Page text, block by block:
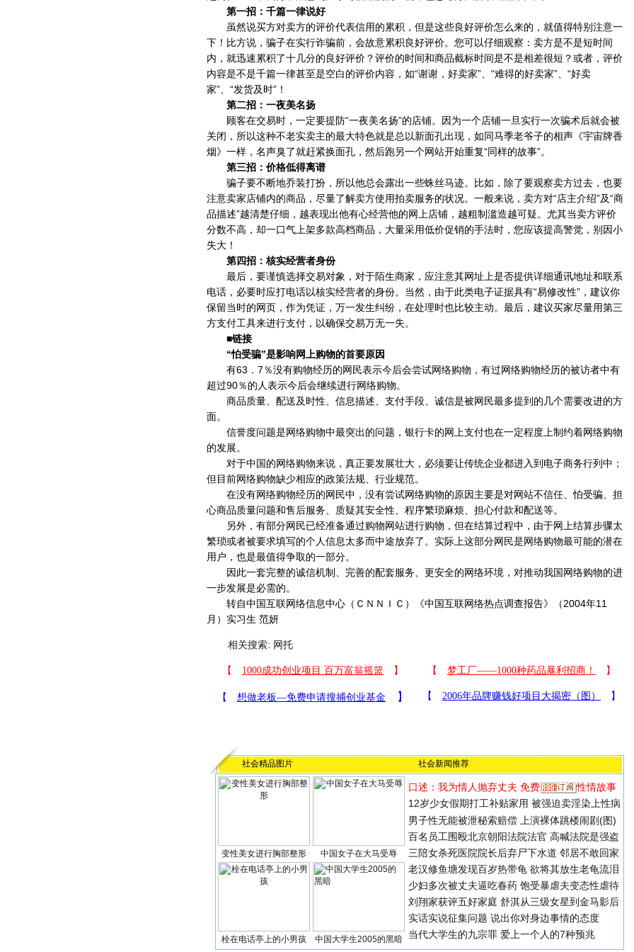
第一招：千篇一律说好
虽然说买方对卖方的评价代表信用的累积，但是这些良好评价怎么来的，就值得特别注意一
下！比方说，骗子在实行诈骗前，会故意累积良好评价。您可以仔细观察：卖方是不是短时间
内，就迅速累积了十几分的良好评价？评价的时间和商品截标时间是不是相差很短？或者，评价
内容是不是千篇一律甚至是空白的评价内容，如“谢谢，好卖家”、“难得的好卖家”、“好卖
家”、“发货及时”！
第二招：一夜美名扬
顾客在交易时，一定要提防“一夜美名扬”的店铺。因为一个店铺一旦实行一次骗术后就会被
关闭，所以这种不老实卖主的最大特色就是总以新面孔出现，如同马季老爷子的相声《宇宙牌香
烟》一样，名声臭了就赶紧换面孔，然后跑另一个网站开始重复“同样的故事”。
第三招：价格低得离谱
骗子要不断地乔装打扮，所以他总会露出一些蛛丝马迹。比如，除了要观察卖方过去，也要
注意卖家店铺内的商品，尽量了解卖方使用拍卖服务的状况。一般来说，卖方对“店主介绍”及“商
品描述”越清楚仔细，越表现出他有心经营他的网上店铺，越粗制滥造越可疑。尤其当卖方评价
分数不高，却一口气上架多款高档商品，大量采用低价促销的手法时，您应该提高警觉，别因小
失大！
第四招：核实经营者身份
最后，要谨慎选择交易对象，对于陌生商家，应注意其网址上是否提供详细通讯地址和联系
电话，必要时应打电话以核实经营者的身份。当然，由于此类电子证据具有“易修改性”，建议你
保留当时的网页，作为凭证，万一发生纠纷，在处理时也比较主动。最后，建议买家尽量用第三
方支付工具来进行支付，以确保交易万无一失。
■链接
“怕受骗”是影响网上购物的首要原因
有63．7％没有购物经历的网民表示今后会尝试网络购物，有过网络购物经历的被访者中有
超过90％的人表示今后会继续进行网络购物。
商品质量、配送及时性、信息描述、支付手段、诚信是被网民最多提到的几个需要改进的方
面。
信誉度问题是网络购物中最突出的问题，银行卡的网上支付也在一定程度上制约着网络购物
的发展。
对于中国的网络购物来说，真正要发展壮大，必须要让传统企业都进入到电子商务行列中；
但目前网络购物缺少相应的政策法规、行业规范。
在没有网络购物经历的网民中，没有尝试网络购物的原因主要是对网站不信任、怕受骗、担
心商品质量问题和售后服务、质疑其安全性、程序繁琐麻烦、担心付款和配送等。
另外，有部分网民已经准备通过购物网站进行购物，但在结算过程中，由于网上结算步骤太
繁琐或者被要求填写的个人信息太多而中途放弃了。实际上这部分网民是网络购物最可能的潜在
用户，也是最值得争取的一部分。
因此一套完整的诚信机制、完善的配套服务、更安全的网络环境，对推动我国网络购物的进
一步发展是必需的。
转自中国互联网络信息中心（ＣＮＮＩＣ）《中国互联网络热点调查报告》（2004年11
月）实习生 范妍
相关搜索: 网托
社会精品图片 社会新闻推荐
变性美女进行胸部整形 中国女子在大马受辱
栓在电话亭上的小男孩 中国大学生2005的黑暗
口述：我为情人抛弃丈夫 免费
性情故事
12岁少女假期打工补贴家用 被强迫卖淫染上性病
男子性无能被泄秘索赔偿 上演裸体跳楼闹剧(图)
百名员工围殴北京朝阳法院法官 高喊法院是强盗
三陪女杀死医院院长后弃尸下水道 邻居不敢回家
老汉修鱼塘发现百岁热带龟 欲将其放生老龟流泪
少妇多次被丈夫逼吃春药 饱受暴虐夫变态性虐待
刘翔家获评五好家庭 舒淇从三级女星到金马影后
实话实说征集问题 说出你对身边事情的态度
当代大学生的九宗罪 爱上一个人的7种预兆